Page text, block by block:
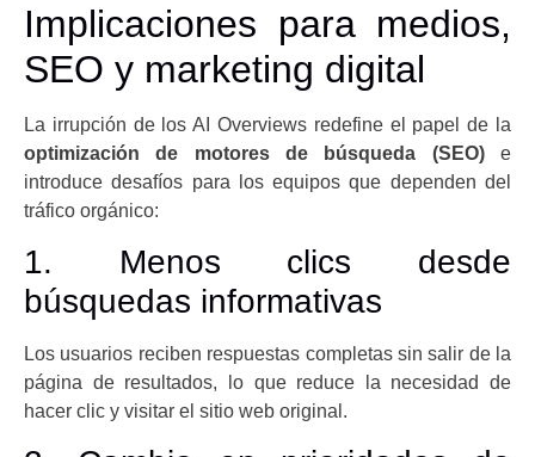
Implicaciones para medios,
SEO y marketing digital
La irrupción de los AI Overviews redefine el papel de la
optimización de motores de búsqueda (SEO)e
introduce desafíos para los equipos que dependen del
tráfico orgánico:
1. Menos clics desde
búsquedas informativas
Los usuarios reciben respuestas completas sin salir de la
página de resultados, lo que reduce la necesidad de
hacer clic y visitar el sitio web original.